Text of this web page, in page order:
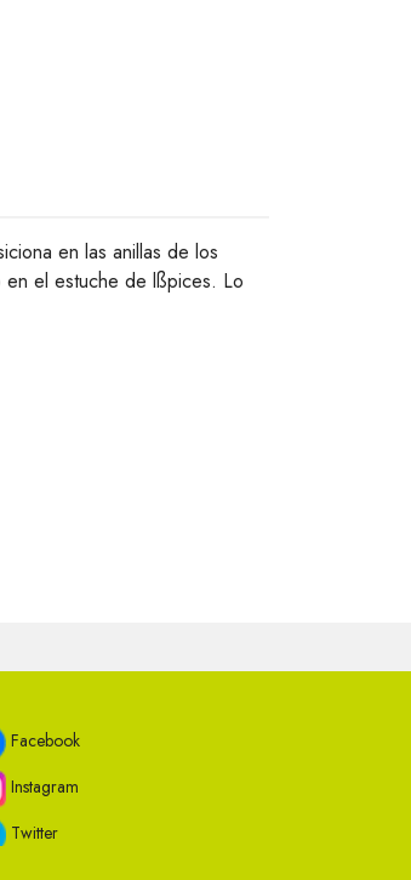
en las anillas de los
el estuche de lßpices. Lo
Facebook
Instagram
Twitter